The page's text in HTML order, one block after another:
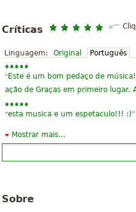
Críticas
Linguagem: Original Português
“Este é um bom pedaço de
ação de Graças em primeiro lugar.
“esta musica e um espetaculo!!! :)”
“ Eu gosto, é uma canção simple e
“música agradável com texto e
São tebja mim. músicas para o
Mostrar mais...
Sobre